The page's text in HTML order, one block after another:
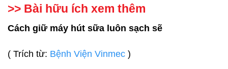
>> Bài hữu ích xem thêm
Cách giữ máy hút sữa luôn sạch sẽ
( Trích từ: Bệnh Viện Vinmec )